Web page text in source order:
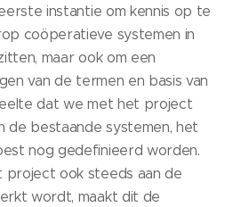
instantie om kennis op te
coöperatieve systemen in
maar ook om een
van de termen en basis van
dat we met het project
de bestaande systemen, het
nog gedefinieerd worden.
ook steeds aan de
wordt, maakt dit de